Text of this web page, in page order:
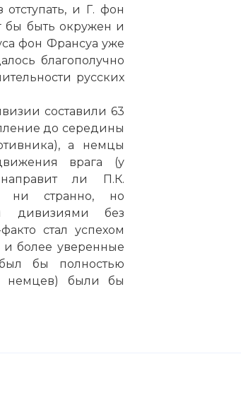
и Г. фон
бы быть окружен и
фон Франсуа уже
благополучно
русских
составили 63
до середины
а немцы
врага (у
ли П.К.
ни странно, но
дивизиями без
стал успехом
более уверенные
бы полностью
немцев) были бы